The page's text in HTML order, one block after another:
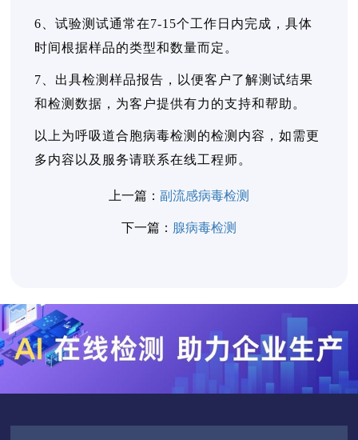
6、试验测试通常在7-15个工作日内完成，具体
时间根据样品的类型和数量而定。
7、出具检测样品报告，以便客户了解测试结果
和检测数据，为客户提供有力的支持和帮助。
以上为呼吸道合胞病毒检测的检测内容，如需更
多内容以及服务请联系在线工程师。
上一篇： 副流感病毒检测
下一篇： 腺病毒检测